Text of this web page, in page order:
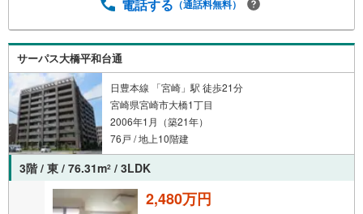
電話する （通話料無料）
サーパス大橋平和台通
日豊本線 「宮崎」駅 徒歩21分
宮崎県宮崎市大橋1丁目
2006年1月（築21年）
76戸 / 地上10階建
3階 / 東 / 76.31m2 / 3LDK
2,480万円